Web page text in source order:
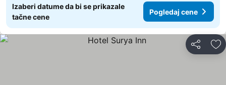
Izaberi datume da bi se prikazale
tačne cene
Pogledaj cene
Deli